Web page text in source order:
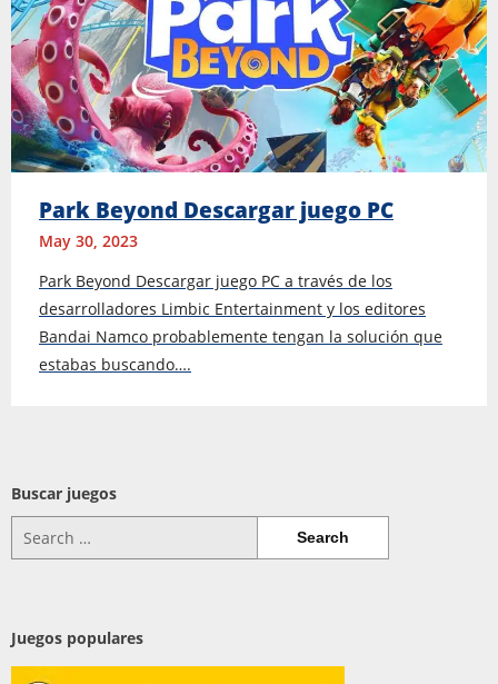
Park Beyond Descargar juego PC
May 30, 2023
Park Beyond Descargar juego PC a través de los
desarrolladores Limbic Entertainment y los editores
Bandai Namco probablemente tengan la solución que
estabas buscando….
Buscar juegos
for:
Juegos populares